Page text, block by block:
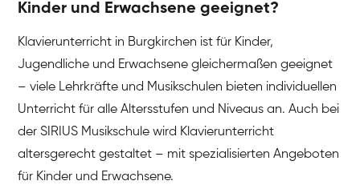
Kinder und Erwachsene geeignet?
Klavierunterricht in Burgkirchen ist für Kinder,
Jugendliche und Erwachsene gleichermaßen geeignet
– viele Lehrkräfte und Musikschulen bieten individuellen
Unterricht für alle Altersstufen und Niveaus an. Auch bei
der SIRIUS Musikschule wird Klavierunterricht
altersgerecht gestaltet – mit spezialisierten Angeboten
für Kinder und Erwachsene.